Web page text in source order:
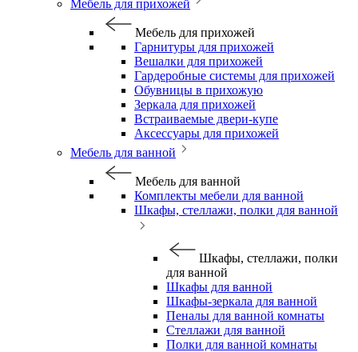
Мебель для прихожей
Мебель для прихожей
Гарнитуры для прихожей
Вешалки для прихожей
Гардеробные системы для прихожей
Обувницы в прихожую
Зеркала для прихожей
Встраиваемые двери-купе
Аксессуары для прихожей
Мебель для ванной
Мебель для ванной
Комплекты мебели для ванной
Шкафы, стеллажи, полки для ванной
Шкафы, стеллажи, полки
для ванной
Шкафы для ванной
Шкафы-зеркала для ванной
Пеналы для ванной комнаты
Стеллажи для ванной
Полки для ванной комнаты